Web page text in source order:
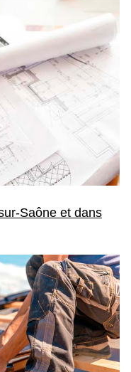
Saône et dans